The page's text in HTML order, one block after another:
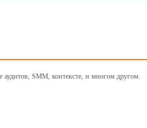
SMM, контексте, и многом другом.